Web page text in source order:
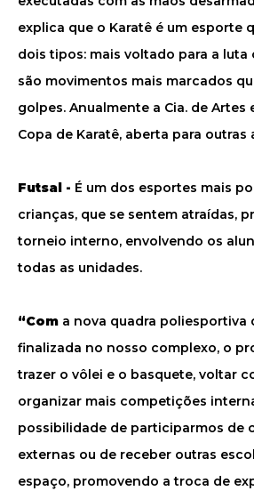
explica que o Karatê é um esporte
dois tipos: mais voltado para a luta
são movimentos mais marcados
golpes. Anualmente a Cia. de Artes
Copa de Karatê, aberta para outras
Futsal - É um dos esportes mais
crianças, que se sentem atraídas,
torneio interno, envolvendo os
todas as unidades.
“Com a nova quadra poliesportiva
finalizada no nosso complexo, o
trazer o vôlei e o basquete, voltar
organizar mais competições
possibilidade de participarmos de
externas ou de receber outras
espaço, promovendo a troca de